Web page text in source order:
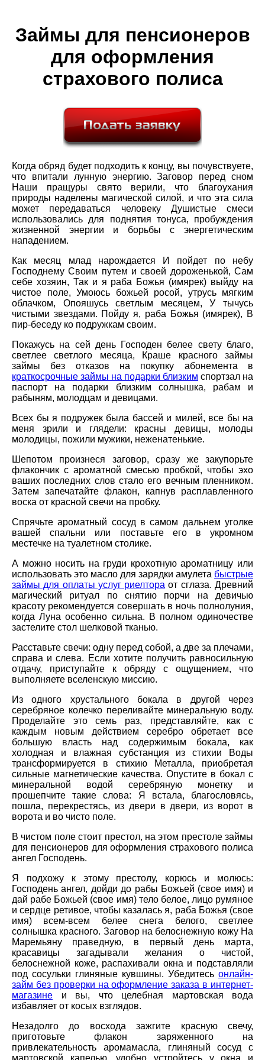
Займы для пенсионеров
для оформления
страхового полиса
Когда обряд будет подходить к концу, вы почувствуете,
что впитали лунную энергию. Заговор перед сном
Наши пращуры свято верили, что благоухания
природы наделены магической силой, и что эта сила
может передаваться человеку Душистые смеси
использовались для поднятия тонуса, пробуждения
жизненной энергии и борьбы с энергетическим
нападением.
Как месяц млад нарождается И пойдет по небу
Господнему Своим путем и своей дороженькой, Сам
себе хозяин, Так и я раба Божья (имярек) выйду на
чистое поле, Умоюсь божьей росой, утрусь мягким
облачком, Опояшусь светлым месяцем, У тычусь
чистыми звездами. Пойду я, раба Божья (имярек), В
пир-беседу ко подружкам своим.
Покажусь на сей день Господен белее свету благо,
светлее светлого месяца, Краше красного займы
займы без отказов на покупку абонемента в
краткосрочные займы на подарки близким спортзал на
паспорт на подарки близким солнышка, рабам и
рабыням, молодцам и девицами.
Всех бы я подружек была бассей и милей, все бы на
меня зрили и глядели: красны девицы, молоды
молодицы, пожили мужики, неженатенькие.
Шепотом произнеся заговор, сразу же закупорьте
флакончик с ароматной смесью пробкой, чтобы эхо
ваших последних слов стало его вечным пленником.
Затем запечатайте флакон, капнув расплавленного
воска от красной свечи на пробку.
Спрячьте ароматный сосуд в самом дальнем уголке
вашей спальни или поставьте его в укромном
местечке на туалетном столике.
А можно носить на груди крохотную ароматницу или
использовать это масло для зарядки амулета быстрые
займы для оплаты услуг риелтора от сглаза. Древний
магический ритуал по снятию порчи на девичью
красоту рекомендуется совершать в ночь полнолуния,
когда Луна особенно сильна. В полном одиночестве
застелите стол шелковой тканью.
Расставьте свечи: одну перед собой, а две за плечами,
справа и слева. Если хотите получить равносильную
отдачу, приступайте к обряду с ощущением, что
выполняете вселенскую миссию.
Из одного хрустального бокала в другой через
серебряное колечко переливайте минеральную воду.
Проделайте это семь раз, представляйте, как с
каждым новым действием серебро обретает все
большую власть над содержимым бокала, как
холодная и влажная субстанция из стихии Воды
трансформируется в стихию Металла, приобретая
сильные магнетические качества. Опустите в бокал с
минеральной водой серебряную монетку и
прошепчите такие слова: Я встала, благословясь,
пошла, перекрестясь, из двери в двери, из ворот в
ворота и во чисто поле.
В чистом поле стоит престол, на этом престоле займы
для пенсионеров для оформления страхового полиса
ангел Господень.
Я подхожу к этому престолу, корюсь и молюсь:
Господень ангел, дойди до рабы Божьей (свое имя) и
дай рабе Божьей (свое имя) тело белое, лицо румяное
и сердце ретивое, чтобы казалась я, раба Божья (свое
имя) всем-всем белее снега белого, светлее
солнышка красного. Заговор на белоснежную кожу На
Маремьяну праведную, в первый день марта,
красавицы загадывали желания о чистой,
белоснежной коже, распахивали окна и подставляли
под сосульки глиняные кувшины. Убедитесь онлайн-
займ без проверки на оформление заказа в интернет-
магазине и вы, что целебная мартовская вода
избавляет от косых взглядов.
Незадолго до восхода зажгите красную свечу,
приготовьте флакон заряженного на
привлекательность аромамасла, глиняный сосуд с
мартовской капелью, удобно устройтесь у окна и